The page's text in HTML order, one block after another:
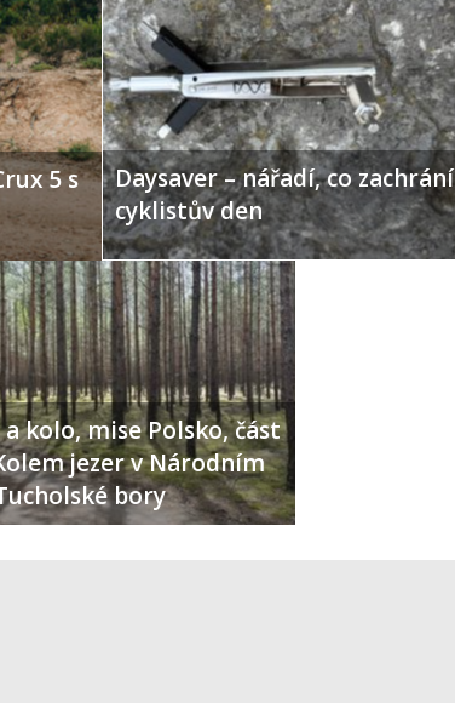
5 s
Daysaver – nářadí, co zachrání
cyklistův den
kolo, mise Polsko, část
jezer v Národním
bory